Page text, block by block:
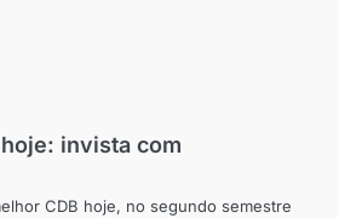
invista com
CDB hoje, no segundo semestre